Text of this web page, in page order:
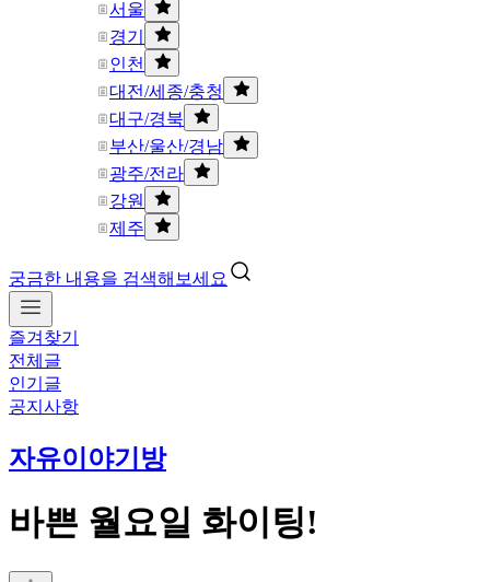
서울
경기
인천
대전/세종/충청
대구/경북
부산/울산/경남
광주/전라
강원
제주
궁금한 내용을 검색해보세요
즐겨찾기
전체글
인기글
공지사항
자유이야기방
바쁜 월요일 화이팅!